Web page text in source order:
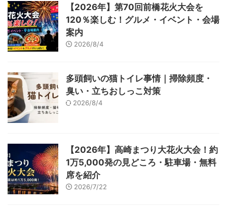
【2026年】第70回前橋花火大会を
120％楽しむ！グルメ・イベント・会場
案内
2026/8/4
多頭飼いの猫トイレ事情｜掃除頻度・
臭い・立ちおしっこ対策
2026/8/4
【2026年】高崎まつり大花火大会！約
1万5,000発の見どころ・駐車場・無料
席を紹介
2026/7/22